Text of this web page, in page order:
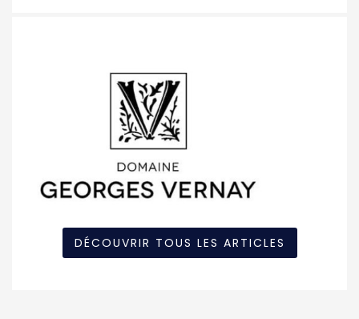
DÉCOUVRIR TOUS LES ARTICLES